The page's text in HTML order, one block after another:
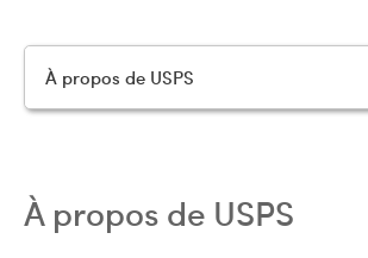
À propos de USPS
À propos de USPS